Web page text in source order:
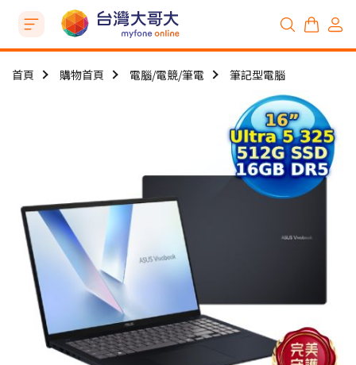
首頁 購物首頁 電腦/電競/筆電 筆記型電腦